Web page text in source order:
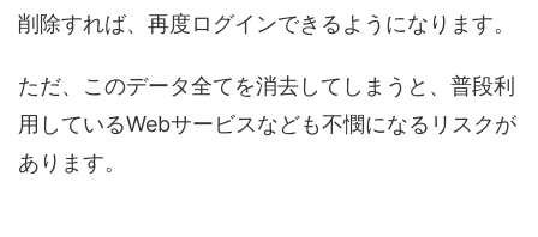
削除すれば、再度ログインできるようになります。
ただ、このデータ全てを消去してしまうと、普段利
用しているWebサービスなども不憫になるリスクが
あります。